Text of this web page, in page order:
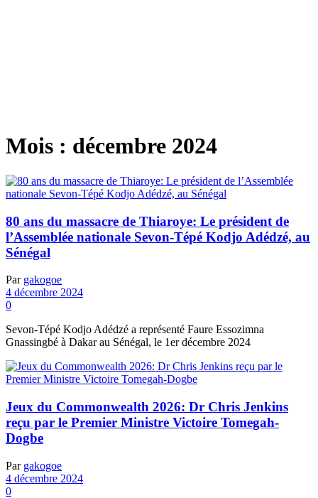
Mois : décembre 2024
80 ans du massacre de Thiaroye: Le président de
l’Assemblée nationale Sevon-Tépé Kodjo Adédzé, au
Sénégal
Par gakogoe
4 décembre 2024
0
Sevon-Tépé Kodjo Adédzé a représenté Faure Essozimna
Gnassingbé à Dakar au Sénégal, le 1er décembre 2024
Jeux du Commonwealth 2026: Dr Chris Jenkins
reçu par le Premier Ministre Victoire Tomegah-
Dogbe
Par gakogoe
4 décembre 2024
0